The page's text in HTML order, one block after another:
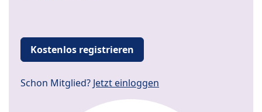
Kostenlos registrieren
Schon Mitglied? Jetzt einloggen